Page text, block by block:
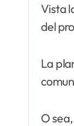
Vista
del
La
O